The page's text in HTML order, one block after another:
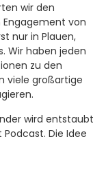
wir den
von
nur in Plauen,
Wir haben jeden
zu den
viele großartige
wird entstaubt
Die Idee